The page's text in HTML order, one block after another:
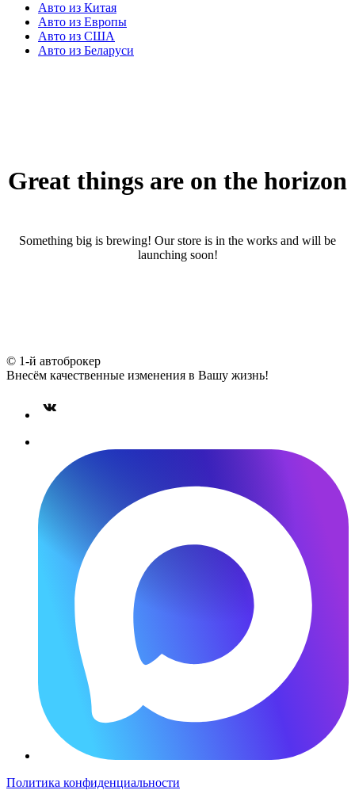
Авто из Китая
Авто из Европы
Авто из США
Авто из Беларуси
Great things are on the horizon
Something big is brewing! Our store is in the works and will be
launching soon!
© 1-й автоброкер
Внесём качественные изменения в Вашу жизнь!
Политика конфиденциальности